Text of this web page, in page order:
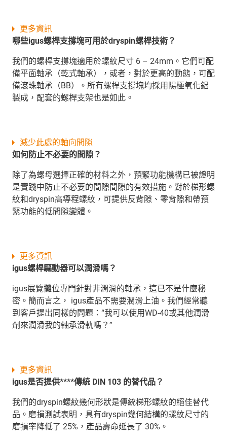
哪些igus螺桿支撐塊可用於dryspin螺桿技術？
我們的螺桿支撐塊適用於螺紋尺寸 6 – 24mm。它們可配
備平面軸承（乾式軸承），或者，對於更高的動態，可配
備滾珠軸承（BB）。所有螺桿支撐塊均採用陽極氧化鋁
製成，配套的螺桿支架也是如此。
更多資訊
如何防止不必要的間隙？
除了為螺母選擇正確的材料之外，預緊功能機構已被證明
是實踐中防止不必要的間隙間隙的有效措施。對於梯形螺
紋和dryspin高導程螺紋，可提供反背隙、零背隙和帶預
緊功能的低間隙變體。
減少此處的軸向間隙
igus螺桿驅動器可以潤滑嗎？
igus展覽攤位專門針對非潤滑的軸承，這已不是什麼秘
密。簡而言之， igus產品不需要潤滑上油。我們經常聽
到客戶提出同樣的問題：“我可以使用WD-40或其他潤滑
劑來潤滑我的軸承滑軌嗎？”
更多資訊
igus是否提供****傳統 DIN 103 的替代品？
我們的dryspin螺紋幾何形狀是傳統梯形螺紋的絕佳替代
品。磨損測試表明，具有dryspin幾何結構的螺紋尺寸的
磨損率降低了 25%，產品壽命延長了 30%。
更多資訊